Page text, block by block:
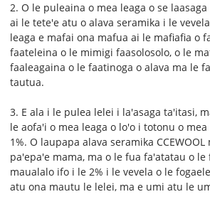
2. O le puleaina o mea leaga o se
ai le tete'e atu o alava seramika i le
leaga e mafai ona mafua ai le mafiafia o
faateleina o le mimigi faasolosolo, o le
faaleagaina o le faatinoga o alava ma le
tautua.
3. E ala i le pulea lelei i la'asaga ta'itasi,
le aofa'i o mea leaga o lo'o i totonu o
1%. O laupapa alava seramika
pa'epa'e mama, ma o le fua fa'atatau o
maualalo ifo i le 2% i le vevela o le
atu ona mautu le lelei, ma e umi atu le